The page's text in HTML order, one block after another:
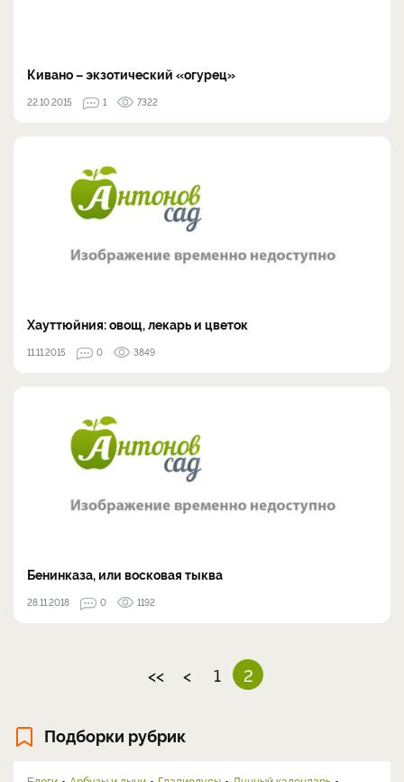
Кивано – экзотический «огурец»
22.10.2015 1 7322
Хауттюйния: овощ, лекарь и цветок
11.11.2015 0 3849
Бенинказа, или восковая тыква
28.11.2018 0 1192
<< < 1 2
Подборки рубрик